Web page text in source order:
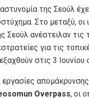
της Σεούλ
Στο μεταξύ,
Σεούλ ανέστειλαν
για τις
στις 3
εργασίες
Overpass, οι